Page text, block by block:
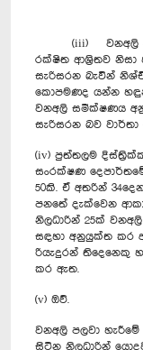
(iii) වනඅලි
රක්ෂිත ආශ්‍රිතව නිසා
සැරිසරන බැවින්
කොපමණද යන්න
වනඅලි සමීක්ෂණය
සැරිසරන බව වාර්තා
(iv) පුත්තලම
සංරක්ෂණ
50කි. ඒ අතරින්
පනතේ දැක්වෙන
නිලධාරින් 25ක්
සඳහා අනුයුක්ත කර
රියැදුරන් තිදෙනෙකු
කර ඇත.
(v) ඔව්.
වනඅලි පලවා
සිටින නිලධාරින්